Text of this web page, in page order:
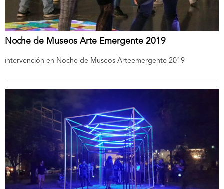
Noche de Museos Arte Emergente 2019
intervención en Noche de Museos Arteemergente 2019